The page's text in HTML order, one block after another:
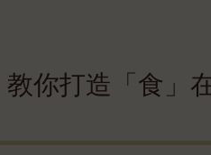
你打造「食」